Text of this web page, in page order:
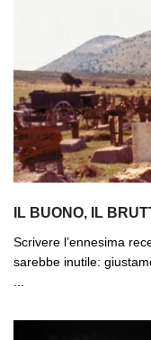
IL BUONO, IL
Scrivere l’ennesima
sarebbe inutile:
...